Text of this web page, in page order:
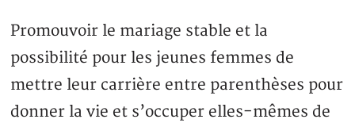
Promouvoir le mariage stable et la
possibilité pour les jeunes femmes de
mettre leur carrière entre parenthèses pour
donner la vie et s’occuper elles-mêmes de